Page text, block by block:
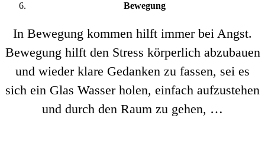
Bewegung
In Bewegung kommen hilft immer bei Angst.
Bewegung hilft den Stress körperlich abzubauen
und wieder klare Gedanken zu fassen, sei es
sich ein Glas Wasser holen, einfach aufzustehen
und durch den Raum zu gehen, …